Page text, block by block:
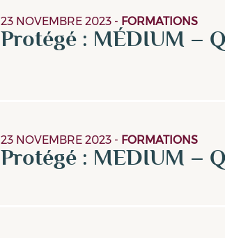
23 NOVEMBRE 2023 - FORMATIONS
Protégé : MÉDIUM –
23 NOVEMBRE 2023 - FORMATIONS
Protégé : MEDIUM –